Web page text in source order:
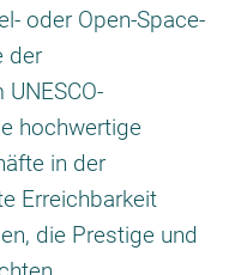
oder Open-Space-
der
hochwertige
in der
Erreichbarkeit
die Prestige und